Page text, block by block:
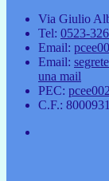
Via Giulio
Tel: 0523-
Email:
Email:
una mail
PEC:
C.F.: